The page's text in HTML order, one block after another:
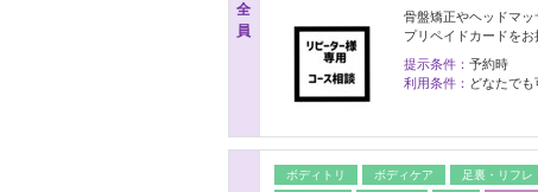
全
員
骨盤矯正やヘッドマ
プリペイドカードを
提示条件： 予約時
利用条件： どなたでも
ボディトリ ボディケア 足裏・リフレ